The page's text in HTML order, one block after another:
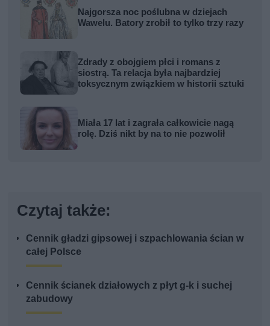
Najgorsza noc poślubna w dziejach
Wawelu. Batory zrobił to tylko trzy razy
Zdrady z obojgiem płci i romans z
siostrą. Ta relacja była najbardziej
toksycznym związkiem w historii sztuki
Miała 17 lat i zagrała całkowicie nagą
rolę. Dziś nikt by na to nie pozwolił
Czytaj także:
Cennik gładzi gipsowej i szpachlowania ścian w
całej Polsce
Cennik ścianek działowych z płyt g-k i suchej
zabudowy